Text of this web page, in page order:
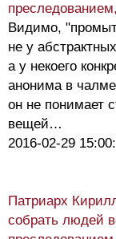
Видимо,
не у
а у некоего
анонима в
он не понимает
вещей…
2016-02-29
Патриарх
собрать людей